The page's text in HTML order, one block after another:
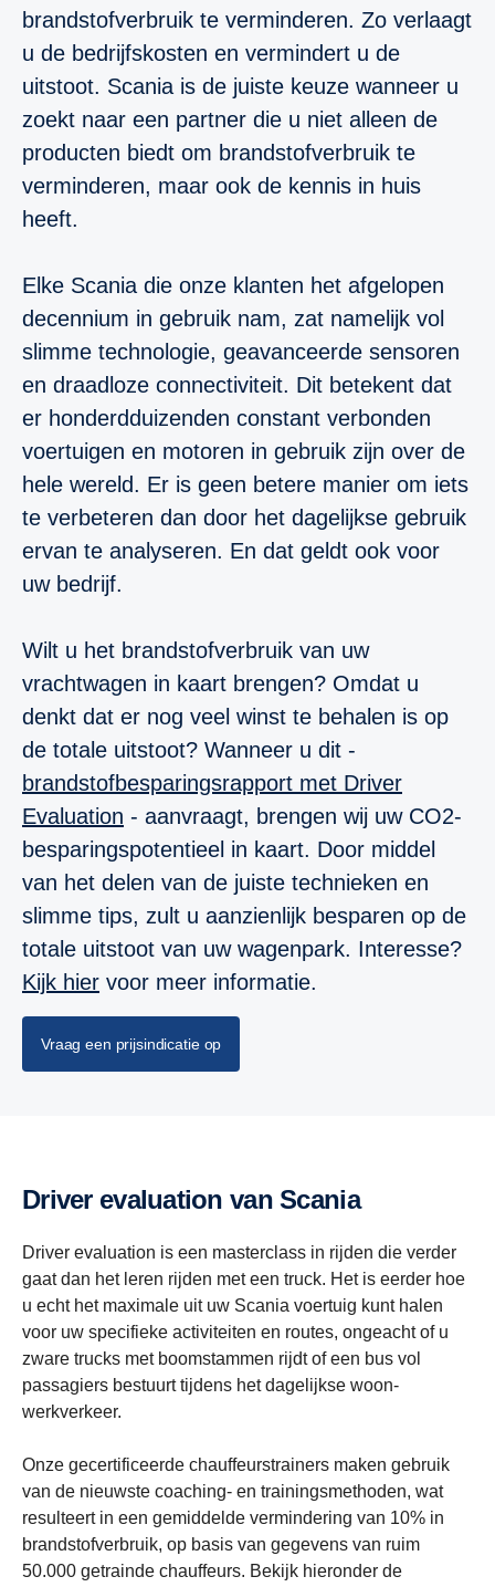
brandstofverbruik te verminderen. Zo verlaagt
u de bedrijfskosten en vermindert u de
uitstoot. Scania is de juiste keuze wanneer u
zoekt naar een partner die u niet alleen de
producten biedt om brandstofverbruik te
verminderen, maar ook de kennis in huis
heeft.
Elke Scania die onze klanten het afgelopen
decennium in gebruik nam, zat namelijk vol
slimme technologie, geavanceerde sensoren
en draadloze connectiviteit. Dit betekent dat
er honderdduizenden constant verbonden
voertuigen en motoren in gebruik zijn over de
hele wereld. Er is geen betere manier om iets
te verbeteren dan door het dagelijkse gebruik
ervan te analyseren. En dat geldt ook voor
uw bedrijf.
Wilt u het brandstofverbruik van uw
vrachtwagen in kaart brengen? Omdat u
denkt dat er nog veel winst te behalen is op
de totale uitstoot? Wanneer u dit -
brandstofbesparingsrapport met Driver
Evaluation - aanvraagt, brengen wij uw CO2-
besparingspotentieel in kaart. Door middel
van het delen van de juiste technieken en
slimme tips, zult u aanzienlijk besparen op de
totale uitstoot van uw wagenpark. Interesse?
Kijk hier voor meer informatie.
Vraag een prijsindicatie op
Driver evaluation van Scania
Driver evaluation is een masterclass in rijden die verder
gaat dan het leren rijden met een truck. Het is eerder hoe
u echt het maximale uit uw Scania voertuig kunt halen
voor uw specifieke activiteiten en routes, ongeacht of u
zware trucks met boomstammen rijdt of een bus vol
passagiers bestuurt tijdens het dagelijkse woon-
werkverkeer.
Onze gecertificeerde chauffeurstrainers maken gebruik
van de nieuwste coaching- en trainingsmethoden, wat
resulteert in een gemiddelde vermindering van 10% in
brandstofverbruik, op basis van gegevens van ruim
50.000 getrainde chauffeurs. Bekijk hieronder de